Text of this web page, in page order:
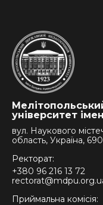
університет
вул. Наукового
область, Україна,
Ректорат:
+380 96 216 13 72
Приймальна комісія: